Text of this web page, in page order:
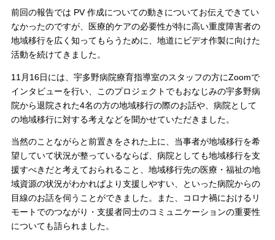
前回の報告では PV 作成についての動きについてお伝えできてい
なかったのですが、医療的ケアの必要性が特に高い重度障害者の
地域移行を広く知ってもらうために、地道にビデオ作製に向けた
活動を続けてきました。
11月16日には、宇多野病院療育指導室のスタッフの方にZoomで
インタビューを行い、このプロジェクトでもおなじみの宇多野病
院から退院された4名の方の地域移行の際のお話や、病院として
の地域移行に対する考えなどを聞かせていただきました。
当然のことながらと前置きをされた上に、当事者が地域移行を希
望していて状況が整っているならば、病院としても地域移行を支
援すべきだと考えておられること、地域移行先の医療・福祉の地
域資源の状況がわかればより支援しやすい、といった病院からの
目線のお話を伺うことができました。また、コロナ禍におけるリ
モートでのつながり・支援者同士のコミュニケーションの重要性
についても語られました。